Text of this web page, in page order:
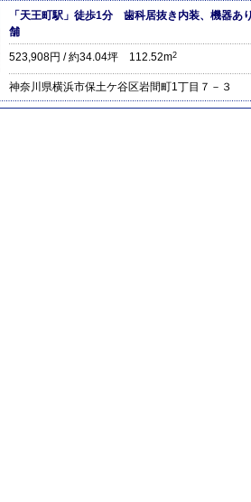
「天王町駅」徒歩1分 歯科居抜き内装、機器
舗
523,908円 / 約34.04坪 112.52m2
神奈川県横浜市保土ケ谷区岩間町1丁目７－３